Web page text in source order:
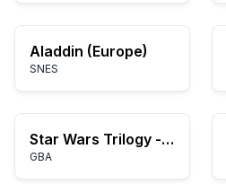
Aladdin (Europe)
SNES
Star Wars Trilogy - Apprentice of the Force (U)(Hyperion)
GBA